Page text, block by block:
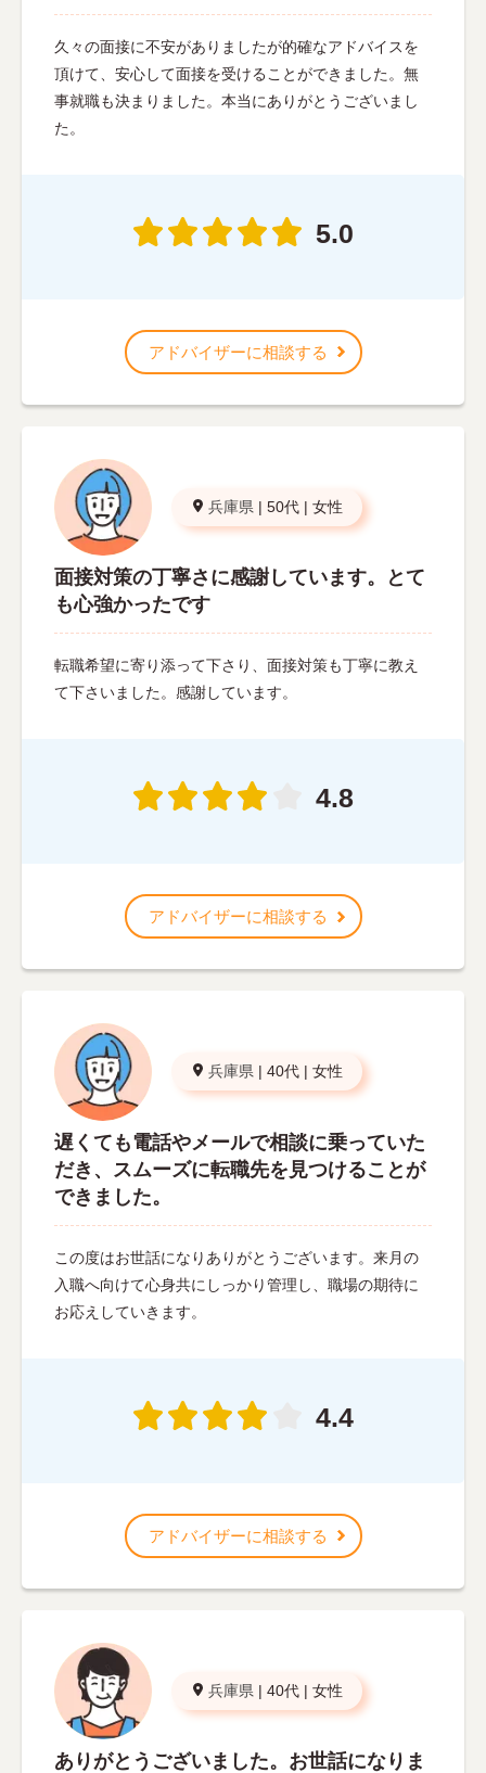
久々の面接に不安がありましたが的確なアドバイスを
頂けて、安心して面接を受けることができました。無
事就職も決まりました。本当にありがとうございまし
た。
5.0
アドバイザーに相談する
兵庫県 | 50代 | 女性
面接対策の丁寧さに感謝しています。とて
も心強かったです
転職希望に寄り添って下さり、面接対策も丁寧に教え
て下さいました。感謝しています。
4.8
アドバイザーに相談する
兵庫県 | 40代 | 女性
遅くても電話やメールで相談に乗っていた
だき、スムーズに転職先を見つけることが
できました。
この度はお世話になりありがとうございます。来月の
入職へ向けて心身共にしっかり管理し、職場の期待に
お応えしていきます。
4.4
アドバイザーに相談する
兵庫県 | 40代 | 女性
ありがとうございました。お世話になりま